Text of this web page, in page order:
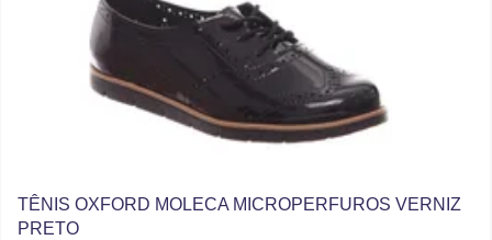
TÊNIS OXFORD MOLECA MICROPERFUROS VERNIZ
PRETO